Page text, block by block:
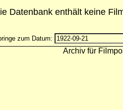
Datenbank enthält keine
zum Datum:
Archiv für